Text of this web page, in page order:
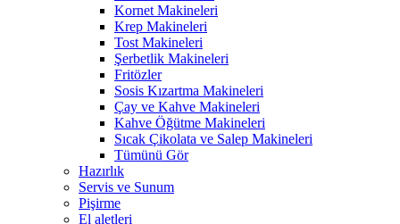
Kornet Makineleri
Krep Makineleri
Tost Makineleri
Şerbetlik Makineleri
Fritözler
Sosis Kızartma Makineleri
Çay ve Kahve Makineleri
Kahve Öğütme Makineleri
Sıcak Çikolata ve Salep Makineleri
Tümünü Gör
Hazırlık
Servis ve Sunum
Pişirme
El aletleri